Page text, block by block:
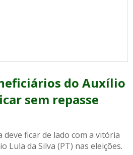
do Auxílio
sem repasse
deve ficar de lado com a vitória
Lula da Silva (PT) nas eleições.